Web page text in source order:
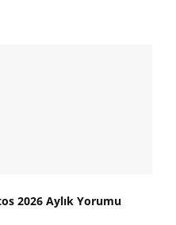
2026 Aylık Yorumu